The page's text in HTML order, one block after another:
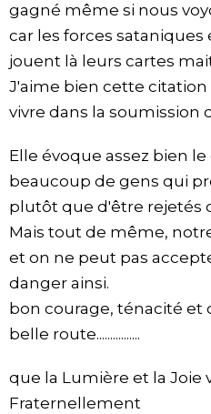
gagné même si nous
car les forces
jouent là leurs cartes
J'aime bien cette citation
vivre dans la soumission
Elle évoque assez bien
beaucoup de gens qui
plutôt que d'être rejetés
Mais tout de même,
et on ne peut pas
danger ainsi.
bon courage, ténacité et
belle route................
que la Lumière et la Joie
Fraternellement